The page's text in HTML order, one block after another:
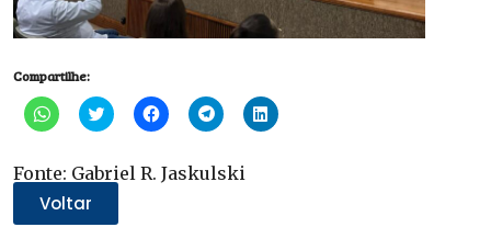
Compartilhe:
Clique
para
WhatsApp(abre
em
nova
janela)
Clique
para
Twitter(abre
em
Clique
para
Facebook(abre
em
Clique
para
Telegram(abre
em
Clique
para
Fonte: Gabriel R. Jaskulski
Voltar